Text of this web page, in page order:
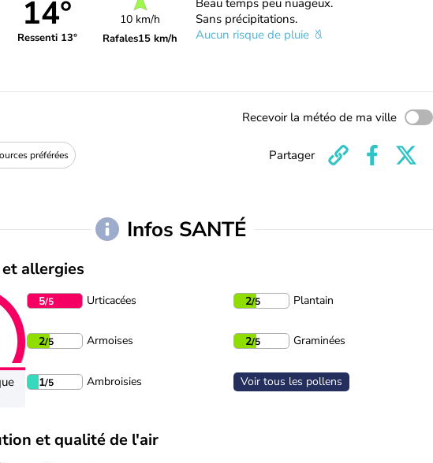
14°
Ressenti 13°
10 km/h
Rafales15 km/h
Beau temps peu nuageux.
Sans précipitations.
Aucun risque de pluie
Recevoir la météo de ma ville
préférées Partager
Infos SANTÉ
allergies
5/5 Urticacées 2/5 Plantain
2/5 Armoises 2/5 Graminées
1/5 Ambroisies Voir tous les pollens
et qualité de l'air